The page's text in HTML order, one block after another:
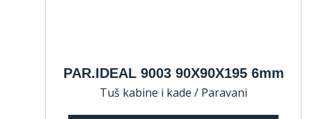
PAR.IDEAL 9003 90X90X195 6mm
Tuš kabine i kade / Paravani